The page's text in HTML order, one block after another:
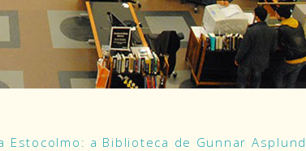
a Biblioteca de Gunnar Asplund.